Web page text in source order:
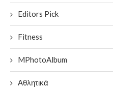
Editors Pick
Fitness
MPhotoAlbum
Αθλητικά